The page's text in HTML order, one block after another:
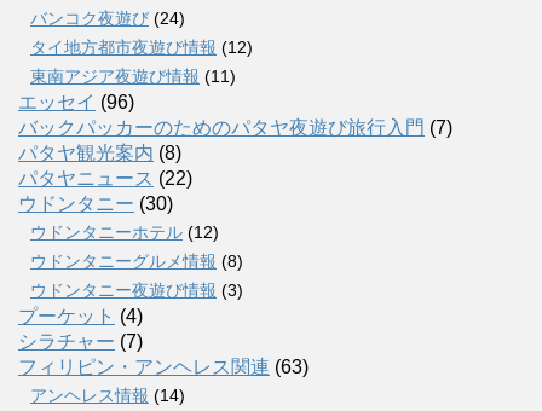
バンコク夜遊び (24)
タイ地方都市夜遊び情報 (12)
東南アジア夜遊び情報 (11)
エッセイ (96)
バックパッカーのためのパタヤ夜遊び旅行入門 (7)
パタヤ観光案内 (8)
パタヤニュース (22)
ウドンタニー (30)
ウドンタニーホテル (12)
ウドンタニーグルメ情報 (8)
ウドンタニー夜遊び情報 (3)
プーケット (4)
シラチャー (7)
フィリピン・アンヘレス関連 (63)
アンヘレス情報 (14)